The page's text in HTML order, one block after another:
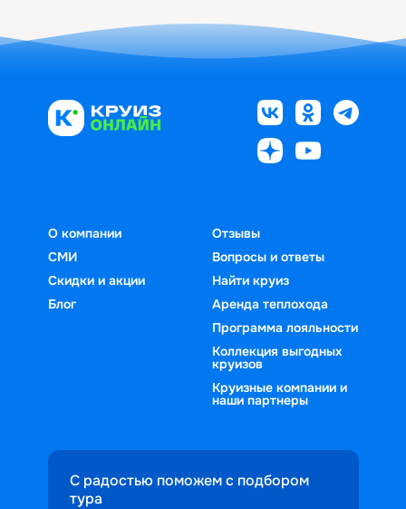
О компании
СМИ
Скидки и акции
Блог
Отзывы
Вопросы и ответы
Найти круиз
Аренда теплохода
Программа лояльности
Коллекция выгодных
круизов
Круизные компании и
наши партнеры
С радостью поможем с подбором
тура